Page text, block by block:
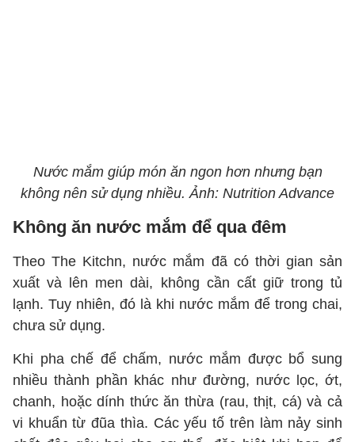
Nước mắm giúp món ăn ngon hơn nhưng bạn
không nên sử dụng nhiều. Ảnh: Nutrition Advance
Không ăn nước mắm để qua đêm
Theo The Kitchn, nước mắm đã có thời gian sản
xuất và lên men dài, không cần cất giữ trong tủ
lạnh. Tuy nhiên, đó là khi nước mắm để trong chai,
chưa sử dụng.
Khi pha chế để chấm, nước mắm được bổ sung
nhiều thành phần khác như đường, nước lọc, ớt,
chanh, hoặc dính thức ăn thừa (rau, thịt, cá) và cả
vi khuẩn từ đũa thìa. Các yếu tố trên làm nảy sinh